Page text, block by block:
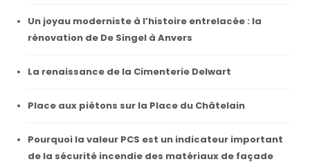
Un joyau moderniste à l’histoire entrelacée : la
rénovation de De Singel à Anvers
La renaissance de la Cimenterie Delwart
Place aux piétons sur la Place du Châtelain
Pourquoi la valeur PCS est un indicateur important
de la sécurité incendie des matériaux de façade